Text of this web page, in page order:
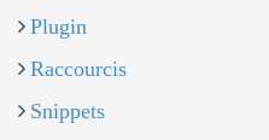
Plugin
Raccourcis
Snippets